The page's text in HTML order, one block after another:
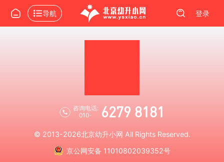
导航 登录
咨询电话:
010-
6279 8181
© 2013-2026北京幼升小网 All Rights Reserved.
京公网安备 11010802039352号